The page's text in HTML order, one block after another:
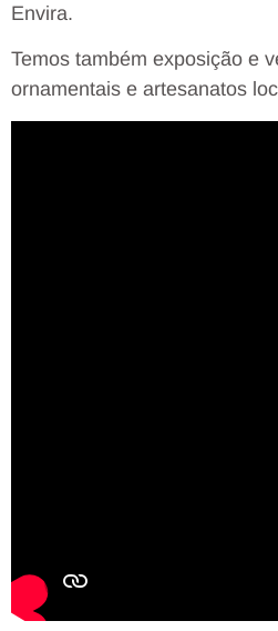
Envira.
Temos também exposição e
ornamentais e artesanatos